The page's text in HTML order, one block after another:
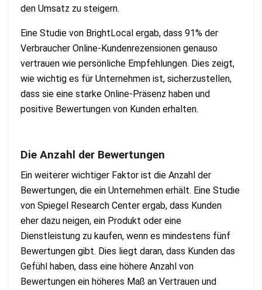
den Umsatz zu steigern.
Eine Studie von BrightLocal ergab, dass 91% der
Verbraucher Online-Kundenrezensionen genauso
vertrauen wie persönliche Empfehlungen. Dies zeigt,
wie wichtig es für Unternehmen ist, sicherzustellen,
dass sie eine starke Online-Präsenz haben und
positive Bewertungen von Kunden erhalten.
Die Anzahl der Bewertungen
Ein weiterer wichtiger Faktor ist die Anzahl der
Bewertungen, die ein Unternehmen erhält. Eine Studie
von Spiegel Research Center ergab, dass Kunden
eher dazu neigen, ein Produkt oder eine
Dienstleistung zu kaufen, wenn es mindestens fünf
Bewertungen gibt. Dies liegt daran, dass Kunden das
Gefühl haben, dass eine höhere Anzahl von
Bewertungen ein höheres Maß an Vertrauen und